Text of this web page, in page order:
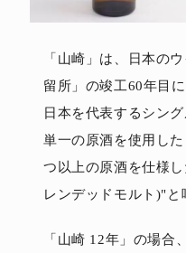
「山崎」は、日本の
留所」の竣工60年目
日本を代表するシン
単一の原酒を使用し
つ以上の原酒を仕様
レンデッドモルト)"と
「山崎 12年」の場合